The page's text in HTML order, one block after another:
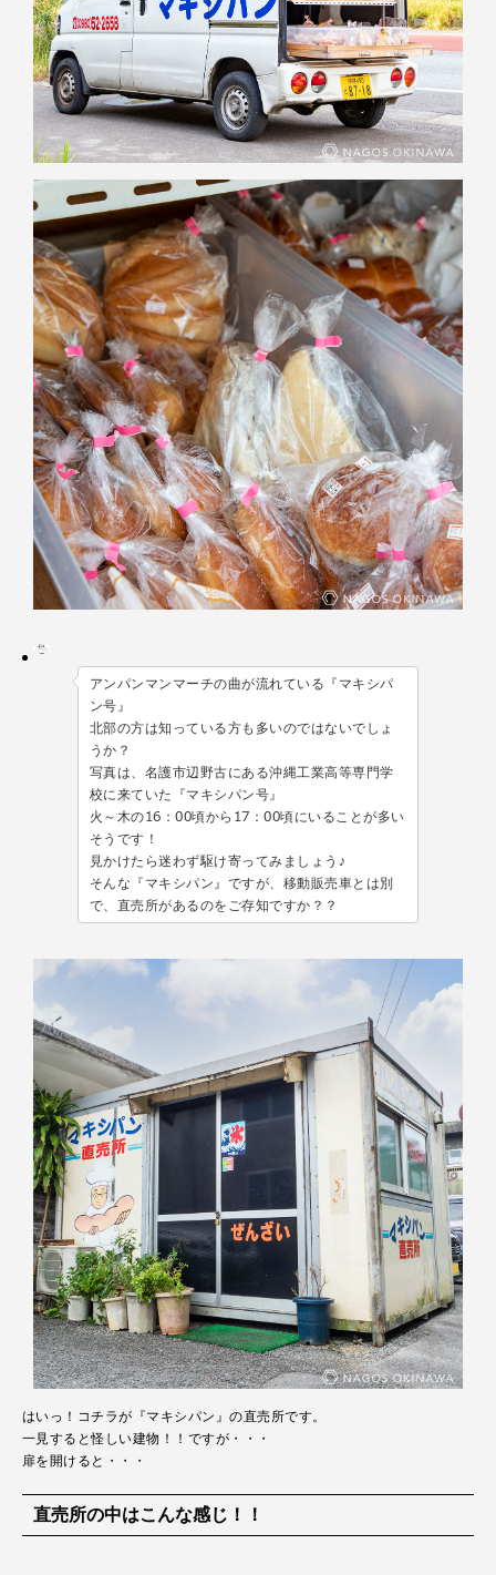
アンパンマンマーチの曲が流れている『マキシパ
ン号』
北部の方は知っている方も多いのではないでしょ
うか？
写真は、名護市辺野古にある沖縄工業高等専門学
校に来ていた『マキシパン号』
火～木の16：00頃から17：00頃にいることが多い
そうです！
見かけたら迷わず駆け寄ってみましょう♪
そんな『マキシパン』ですが、移動販売車とは別
で、直売所があるのをご存知ですか？？
はいっ！コチラが『マキシパン』の直売所です。
一見すると怪しい建物！！ですが・・・
扉を開けると・・・
直売所の中はこんな感じ！！